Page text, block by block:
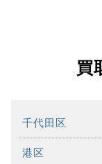
買
千代田区
港区